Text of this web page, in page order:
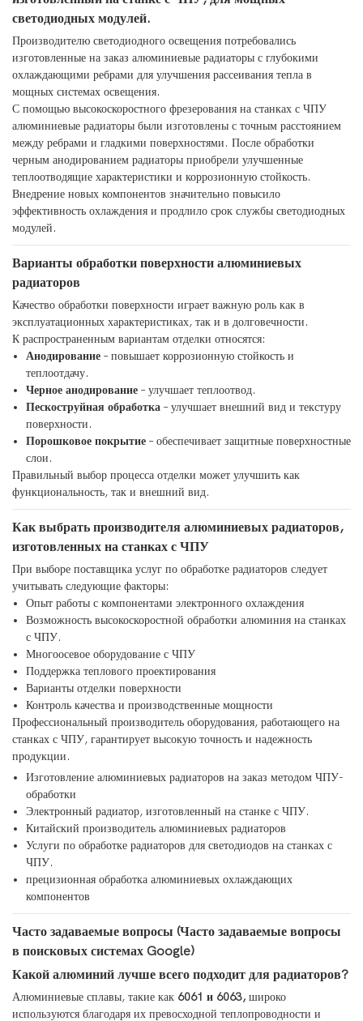
светодиодных модулей.
Производителю светодиодного освещения потребовались
изготовленные на заказ алюминиевые радиаторы с глубокими
охлаждающими ребрами для улучшения рассеивания тепла в
мощных системах освещения.
С помощью высокоскоростного фрезерования на станках с ЧПУ
алюминиевые радиаторы были изготовлены с точным расстоянием
между ребрами и гладкими поверхностями. После обработки
черным анодированием радиаторы приобрели улучшенные
теплоотводящие характеристики и коррозионную стойкость.
Внедрение новых компонентов значительно повысило
эффективность охлаждения и продлило срок службы светодиодных
модулей.
Варианты обработки поверхности алюминиевых
радиаторов
Качество обработки поверхности играет важную роль как в
эксплуатационных характеристиках, так и в долговечности.
К распространенным вариантам отделки относятся:
Анодирование– повышает коррозионную стойкость и
теплоотдачу.
Черное анодирование– улучшает теплоотвод.
Пескоструйная обработка– улучшает внешний вид и текстуру
поверхности.
Порошковое покрытие– обеспечивает защитные поверхностные
слои.
Правильный выбор процесса отделки может улучшить как
функциональность, так и внешний вид.
Как выбрать производителя алюминиевых радиаторов,
изготовленных на станках с ЧПУ
При выборе поставщика услуг по обработке радиаторов следует
учитывать следующие факторы:
Опыт работы с компонентами электронного охлаждения
Возможность высокоскоростной обработки алюминия на станках
с ЧПУ.
Многоосевое оборудование с ЧПУ
Поддержка теплового проектирования
Варианты отделки поверхности
Контроль качества и производственные мощности
Профессиональный производитель оборудования, работающего на
станках с ЧПУ, гарантирует высокую точность и надежность
продукции.
Изготовление алюминиевых радиаторов на заказ методом ЧПУ-
обработки
Электронный радиатор, изготовленный на станке с ЧПУ.
Китайский производитель алюминиевых радиаторов
Услуги по обработке радиаторов для светодиодов на станках с
ЧПУ.
прецизионная обработка алюминиевых охлаждающих
компонентов
Часто задаваемые вопросы (Часто задаваемые вопросы
в поисковых системах Google)
Какой алюминий лучше всего подходит для радиаторов?
Алюминиевые сплавы, такие как 6061 и 6063, широко
используются благодаря их превосходной теплопроводности и